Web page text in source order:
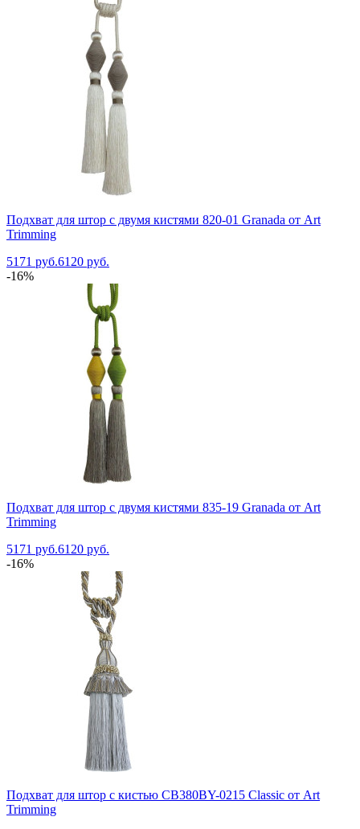
Подхват для штор с двумя кистями 820-01 Granada от Art
Trimming
5171 руб.6120 руб.
-16%
Подхват для штор с двумя кистями 835-19 Granada от Art
Trimming
5171 руб.6120 руб.
-16%
Подхват для штор с кистью CB380BY-0215 Classic от Art
Trimming